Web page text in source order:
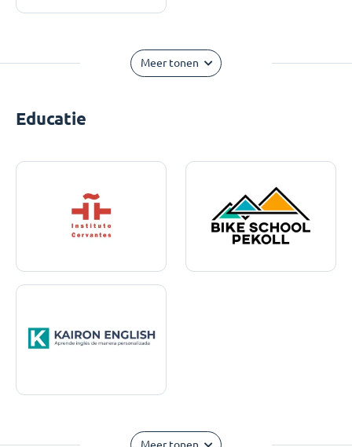
Meer tonen
Educatie